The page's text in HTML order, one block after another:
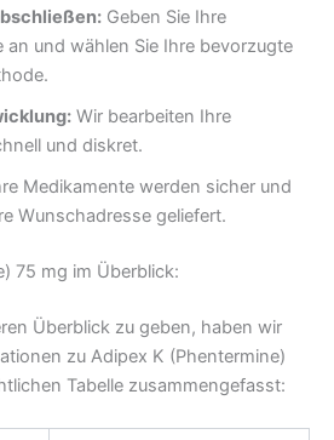
Geben Sie Ihre
an und wählen Sie Ihre bevorzugte
Wir bearbeiten Ihre
und diskret.
Medikamente werden sicher und
Wunschadresse geliefert.
75 mg im Überblick:
Überblick zu geben, haben wir
zu Adipex K (Phentermine)
Tabelle zusammengefasst: